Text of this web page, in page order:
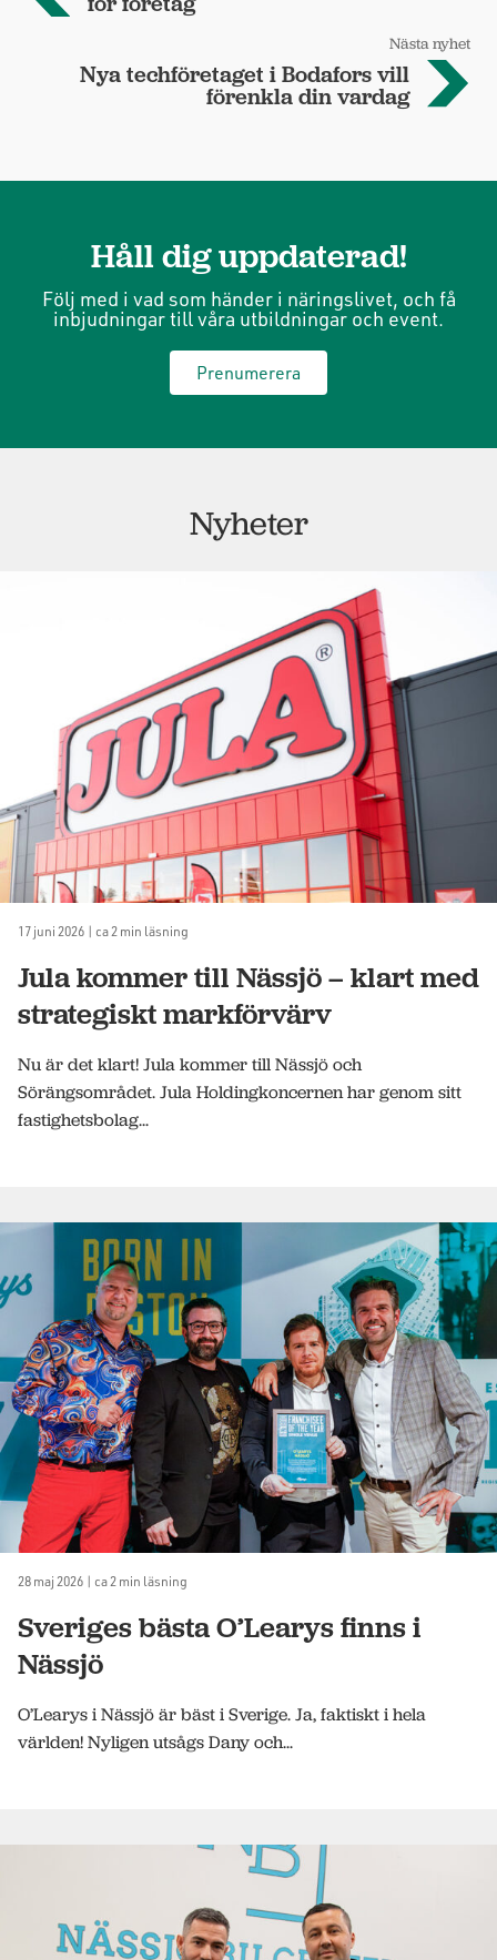
Nästa nyhet
Nya techföretaget i Bodafors vill
förenkla din vardag
Håll dig uppdaterad!
Följ med i vad som händer i näringslivet, och få
inbjudningar till våra utbildningar och event.
Prenumerera
Nyheter
17 juni 2026 | ca 2 min läsning
Jula kommer till Nässjö – klart med
strategiskt markförvärv
Nu är det klart! Jula kommer till Nässjö och
Sörängsområdet. Jula Holdingkoncernen har genom sitt
fastighetsbolag...
28 maj 2026 | ca 2 min läsning
Sveriges bästa O’Learys finns i
Nässjö
O’Learys i Nässjö är bäst i Sverige. Ja, faktiskt i hela
världen! Nyligen utsågs Dany och...